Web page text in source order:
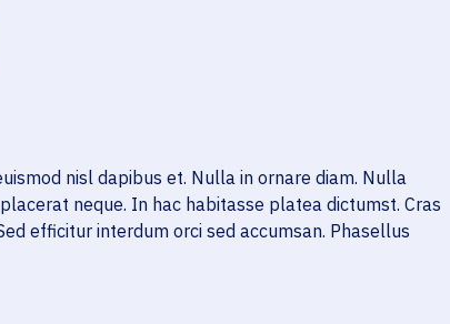
nisl dapibus et. Nulla in ornare diam. Nulla
neque. In hac habitasse platea dictumst. Cras
efficitur interdum orci sed accumsan. Phasellus